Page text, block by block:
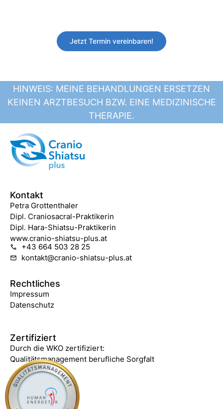
Jetzt Termin vereinbaren!
HINWEIS: MEINE BEHANDLUNGEN ERSETZEN
KEINEN ARZTBESUCH BZW. EINE MEDIZINISCHE
THERAPIE.
Kontakt
Petra Grottenthaler
Dipl. Craniosacral-Praktikerin
Dipl. Hara-Shiatsu-Praktikerin
www.cranio-shiatsu-plus.at
+43 664 503 28 25
kontakt@cranio-shiatsu-plus.at
Rechtliches
Impressum
Datenschutz
Zertifiziert
Durch die WKO zertifiziert:
Qualitätsmanagement berufliche Sorgfalt